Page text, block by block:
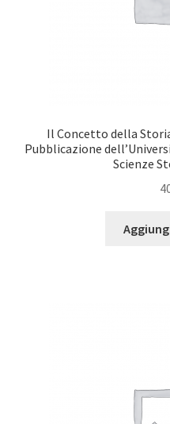
Il Concetto della
Pubblicazione
Scienze